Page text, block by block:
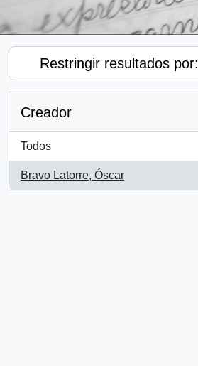
Restringir resultados por:
Creador
Todos
Bravo Latorre, Óscar
, 1 resultados